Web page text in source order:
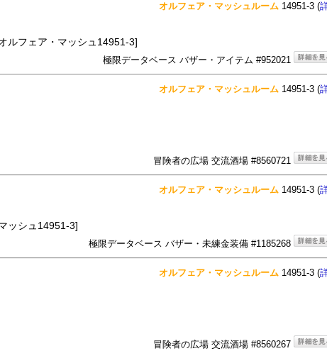
オルフェア・マッシュルーム 14951-3 (
ルフェア・マッシュ14951-3]
極限データベース バザー・アイテム #952021
オルフェア・マッシュルーム 14951-3 (
冒険者の広場 交流酒場 #8560721
オルフェア・マッシュルーム 14951-3 (
ッシュ14951-3]
極限データベース バザー・未練金装備 #1185268
オルフェア・マッシュルーム 14951-3 (
冒険者の広場 交流酒場 #8560267